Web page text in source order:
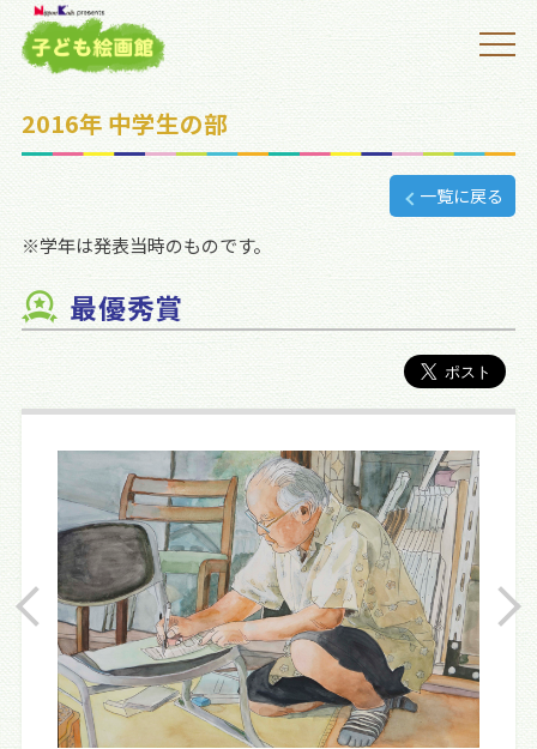
2016年 中学生の部
一覧に戻る
※学年は発表当時のものです。
最優秀賞